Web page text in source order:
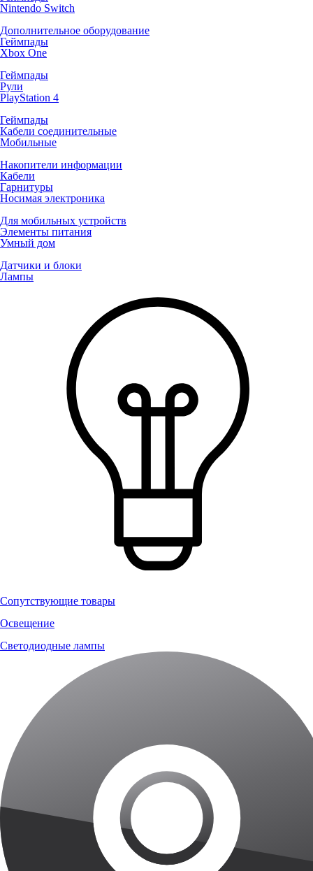
Nintendo Switch
Дополнительное оборудование
Геймпады
Xbox One
Геймпады
Рули
PlayStation 4
Геймпады
Кабели соединительные
Мобильные
Накопители информации
Кабели
Гарнитуры
Носимая электроника
Для мобильных устройств
Элементы питания
Умный дом
Датчики и блоки
Лампы
Сопутствующие товары
Освещение
Светодиодные лампы